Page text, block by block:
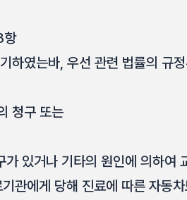
항
하였는바, 우선 관련 법률의 규
청구 또는
있거나 기타의 원인에 의하여
관에게 당해 진료에 따른 자동